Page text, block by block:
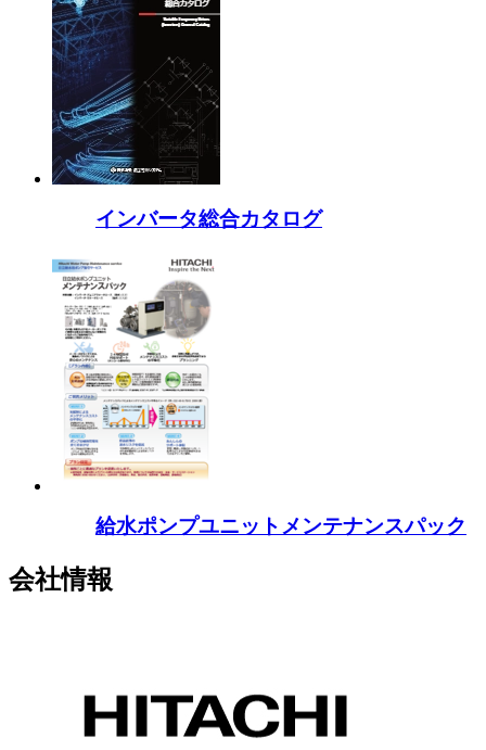
インバータ総合カタログ
給水ポンプユニットメンテナンスパック
会社情報